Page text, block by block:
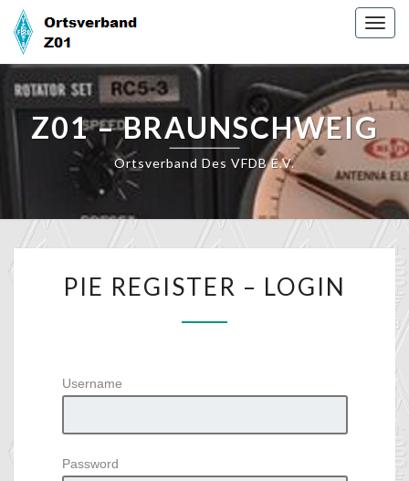
Skip
content
Z01 – BRAUNSCHWEIG
Ortsverband Des VFDB E.V.
REGISTER
LOGIN
PIE REGISTER – LOGIN
Username
Password